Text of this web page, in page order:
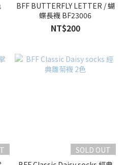
BFF BUTTERFLY LETTER / 蝴
蝶長襪 BF23006
NT$200
SOLD OUT